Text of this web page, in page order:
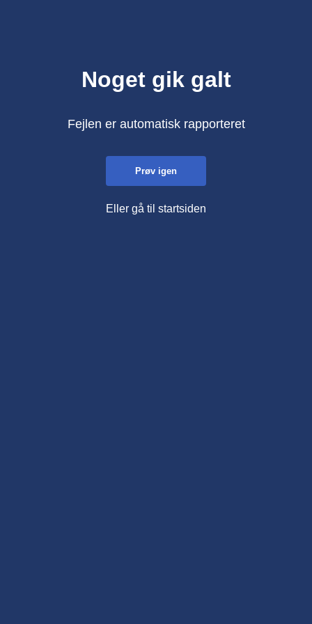
Noget gik galt
Fejlen er automatisk rapporteret
Prøv igen
Eller gå til startsiden